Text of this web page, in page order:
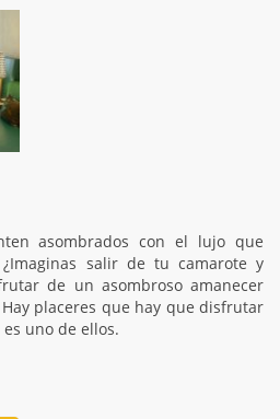
asombrados con el lujo que
salir de tu camarote y
de un asombroso amanecer
placeres que hay que disfrutar
uno de ellos.